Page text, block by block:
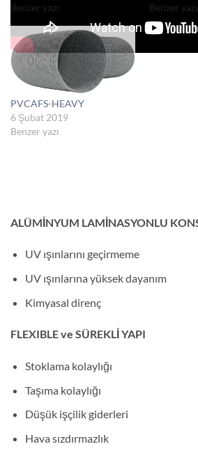
Benzer yazı
Benzer yazı
PVCAFS-HEAVY
6 Şubat 2019
Benzer yazı
ALÜMİNYUM LAMİNASYONLU
UV ışınlarını geçirmeme
UV ışınlarına yüksek dayanım
Kimyasal direnç
FLEXIBLE ve SÜREKLİ YAPI
Stoklama kolaylığı
Taşıma kolaylığı
Düşük işçilik giderleri
Hava sızdırmazlık